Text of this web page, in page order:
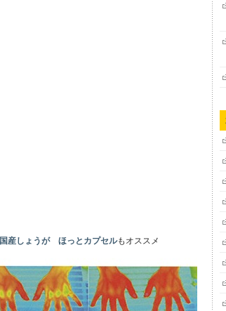
国産しょうが ほっとカプセルもオススメ